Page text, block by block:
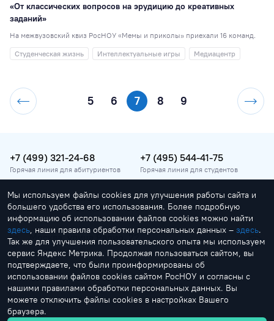
«От классических вопросов на эрудицию до креативных
заданий»
На межвузовский квиз РосНОУ «Мемы и приколы» приехали 16 команд.
Студенческая жизнь
Интеллектуальные игры Медиацентр
5 6 7 8 9
+7 (499) 321-24-68
Горячая линия для абитуриентов
+7 (495) 544-41-75
Горячая линия для студентов
vopros@rosnou.ru
Горячая линия для абитуриентов
Москва, улица Радио, 22
Главный корпус
by Creonit
Мы используем файлы cookies для улучшения работы сайта и
большего удобства его использования. Более подробную
информацию об использовании файлов cookies можно найти
здесь, наши правила обработки персональных данных – здесь.
Так же для улучшения пользовательского опыта мы используем
сервис Яндекс Метрика. Продолжая пользоваться сайтом, вы
подтверждаете, что были проинформированы об
использовании файлов cookies сайтом РосНОУ и согласны с
нашими правилами обработки персональных данных. Вы
можете отключить файлы cookies в настройках Вашего
браузера.